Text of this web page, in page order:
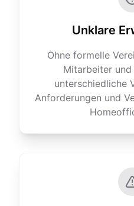
Unklare
Ohne formelle
Mitarbeiter
unterschiedliche
Anforderungen und